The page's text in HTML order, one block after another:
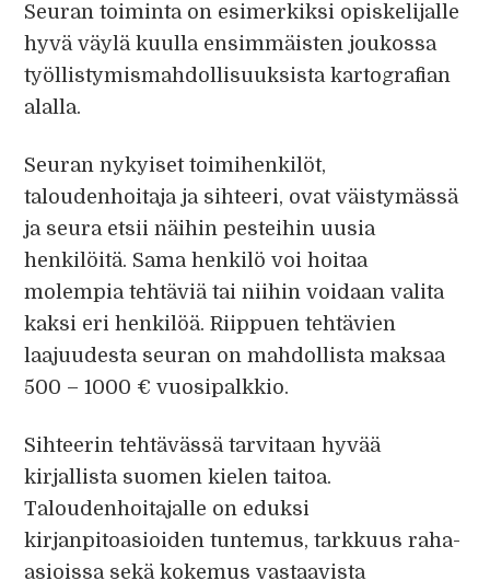
Seuran toiminta on esimerkiksi opiskelijalle
hyvä väylä kuulla ensimmäisten joukossa
työllistymismahdollisuuksista kartografian
alalla.
Seuran nykyiset toimihenkilöt,
taloudenhoitaja ja sihteeri, ovat väistymässä
ja seura etsii näihin pesteihin uusia
henkilöitä. Sama henkilö voi hoitaa
molempia tehtäviä tai niihin voidaan valita
kaksi eri henkilöä. Riippuen tehtävien
laajuudesta seuran on mahdollista maksaa
500 – 1000 € vuosipalkkio.
Sihteerin tehtävässä tarvitaan hyvää
kirjallista suomen kielen taitoa.
Taloudenhoitajalle on eduksi
kirjanpitoasioiden tuntemus, tarkkuus raha-
asioissa sekä kokemus vastaavista